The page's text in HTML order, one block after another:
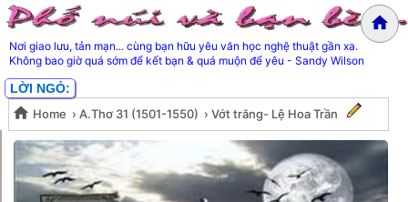
Nơi giao lưu, tản mạn... cùng bạn hữu yêu văn học nghệ thuật gần xa.
Không bao giờ quá sớm để kết bạn & quá muộn để yêu - Sandy Wilson
LỜI NGỎ:
Home › A.Thơ 31 (1501-1550) › Vớt trăng- Lệ Hoa Trần
Vớt trăng- Lệ Hoa Trần